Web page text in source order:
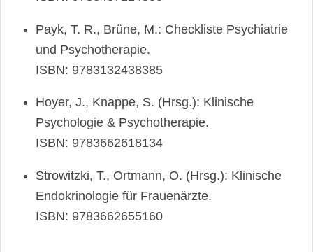
Payk, T. R., Brüne, M.: Checkliste Psychiatrie
und Psychotherapie.
ISBN: 9783132438385
Hoyer, J., Knappe, S. (Hrsg.): Klinische
Psychologie & Psychotherapie.
ISBN: 9783662618134
Strowitzki, T., Ortmann, O. (Hrsg.): Klinische
Endokrinologie für Frauenärzte.
ISBN: 9783662655160